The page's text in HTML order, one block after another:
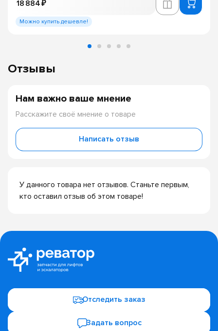
18 884 ₽
Можно купить дешевле!
Отзывы
У данного товара нет отзывов. Станьте первым,
кто оставил отзыв об этом товаре!
Нам важно ваше мнение
Расскажите своё мнение о товаре
Написать отзыв
Отследить заказ
Задать вопрос